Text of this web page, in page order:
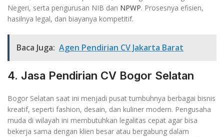
Negeri, serta pengurusan NIB dan NPWP. Prosesnya efisien,
hasilnya legal, dan biayanya kompetitif.
Baca Juga: Agen Pendirian CV Jakarta Barat
4. Jasa Pendirian CV Bogor Selatan
Bogor Selatan saat ini menjadi pusat tumbuhnya berbagai bisnis
kreatif, seperti fashion, desain, dan kuliner modern. Pengusaha
muda di wilayah ini membutuhkan legalitas cepat agar bisa
bekerja sama dengan klien besar atau bergabung dalam